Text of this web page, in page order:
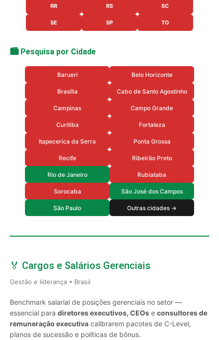
RR RS SC
SE SP TO
🏙️ Pesquisa por Cidade
Barueri Belo Horizonte
Brasília Cabo de Santo Agostinho
Campinas Campo Grande
Curitiba Fortaleza
Itapecerica da Serra Ponta Grossa
Recife Ribeirão Preto
Rio de Janeiro Rubiataba
Sorocaba São José dos Campos
São Paulo Outras cidades →
🏅 Cargos e Salários Gerenciais
Gestão e liderança • Brasil
Benchmark salarial de posições gerenciais no setor —
essencial para diretores executivos, CEOs e consultores de
remuneração executiva calibrarem pacotes de C-Level,
planos de sucessão e políticas de bônus.